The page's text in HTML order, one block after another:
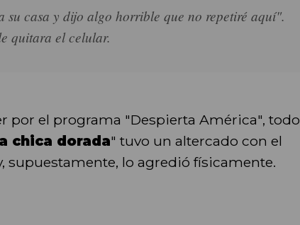
su casa y dijo algo horrible que no repetiré aquí".
quitara el celular.
por el programa "Despierta América", todo
chica dorada" tuvo un altercado con el
supuestamente, lo agredió físicamente.